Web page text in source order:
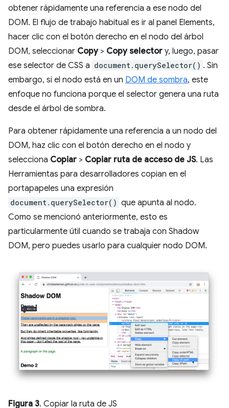
obtener rápidamente una referencia a ese nodo del
DOM. El flujo de trabajo habitual es ir al panel Elements,
hacer clic con el botón derecho en el nodo del árbol
DOM, seleccionar Copy> Copy selector y, luego, pasar
ese selector de CSS a document.querySelector() . Sin
embargo, si el nodo está en un DOM de sombra, este
enfoque no funciona porque el selector genera una ruta
desde el árbol de sombra.
Para obtener rápidamente una referencia a un nodo del
DOM, haz clic con el botón derecho en el nodo y
selecciona Copiar > Copiar ruta de acceso de JS. Las
Herramientas para desarrolladores copian en el
portapapeles una expresión
document.querySelector() que apunta al nodo.
Como se mencionó anteriormente, esto es
particularmente útil cuando se trabaja con Shadow
DOM, pero puedes usarlo para cualquier nodo DOM.
Figura 3. Copiar la ruta de JS